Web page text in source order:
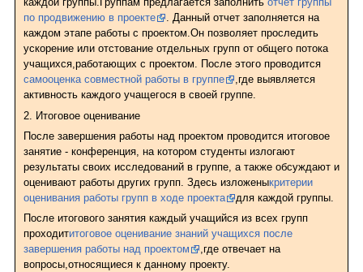
каждой группы.Группам предлагается заполнить отчет группы
по продвижению в проекте
. Данный отчет заполняется на
каждом этапе работы с проектом.Он позволяет проследить
ускорение или отстование отдельных групп от общего потока
учащихся,работающих с проектом. После этого проводится
самооценка совместной работы в группе
,где выявляется
активность каждого учащегося в своей группе.
2. Итоговое оценивание
После завершения работы над проектом проводится итоговое
занятие - конференция, на котором студенты излогают
результаты своих исследований в группе, а также обсуждают и
оценивают работы других групп. Здесь изложеныкритерии
оценивания работы групп в ходе проекта
для каждой группы.
После итогового занятия каждый учащийся из всех групп
проходититоговое оценивание знаний учащихся после
завершения работы над проектом
,где отвечает на
вопросы,относящиеся к данному проекту.